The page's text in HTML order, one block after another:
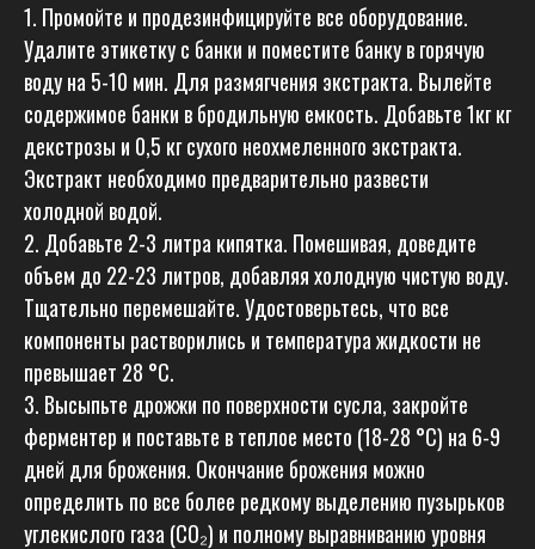
1. Промойте и продезинфицируйте все оборудование.
Удалите этикетку с банки и поместите банку в горячую
воду на 5-10 мин. Для размягчения экстракта. Вылейте
содержимое банки в бродильную емкость. Добавьте 1кг кг
декстрозы и 0,5 кг сухого неохмеленного экстракта.
Экстракт необходимо предварительно развести
холодной водой.
2. Добавьте 2-3 литра кипятка. Помешивая, доведите
объем до 22-23 литров, добавляя холодную чистую воду.
Тщательно перемешайте. Удостоверьтесь, что все
компоненты растворились и температура жидкости не
превышает 28 °C.
3. Высыпьте дрожжи по поверхности сусла, закройте
ферментер и поставьте в теплое место (18-28 °C) на 6-9
дней для брожения. Окончание брожения можно
определить по все более редкому выделению пузырьков
углекислого газа (CO₂) и полному выравниванию уровня